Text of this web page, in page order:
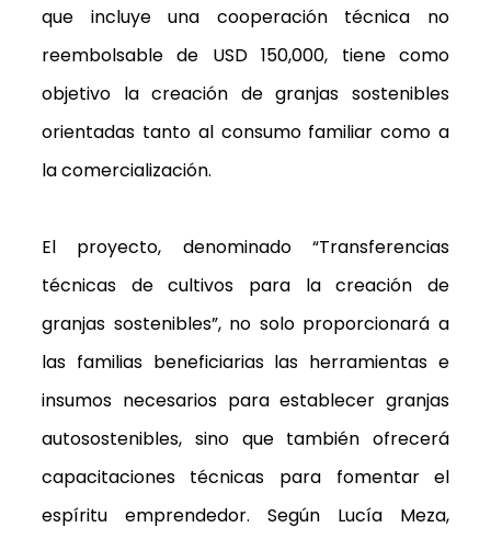
que incluye una cooperación técnica no
reembolsable de USD 150,000, tiene como
objetivo la creación de granjas sostenibles
orientadas tanto al consumo familiar como a
la comercialización.
El proyecto, denominado “Transferencias
técnicas de cultivos para la creación de
granjas sostenibles”, no solo proporcionará a
las familias beneficiarias las herramientas e
insumos necesarios para establecer granjas
autosostenibles, sino que también ofrecerá
capacitaciones técnicas para fomentar el
espíritu emprendedor. Según Lucía Meza,